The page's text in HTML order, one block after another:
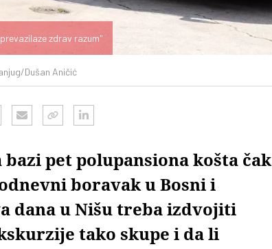
Dušan Aničić
zdrav razum"
pet polupansiona košta čak
boravak u Bosni i
dana u Nišu treba izdvojiti
tako skupe i da li